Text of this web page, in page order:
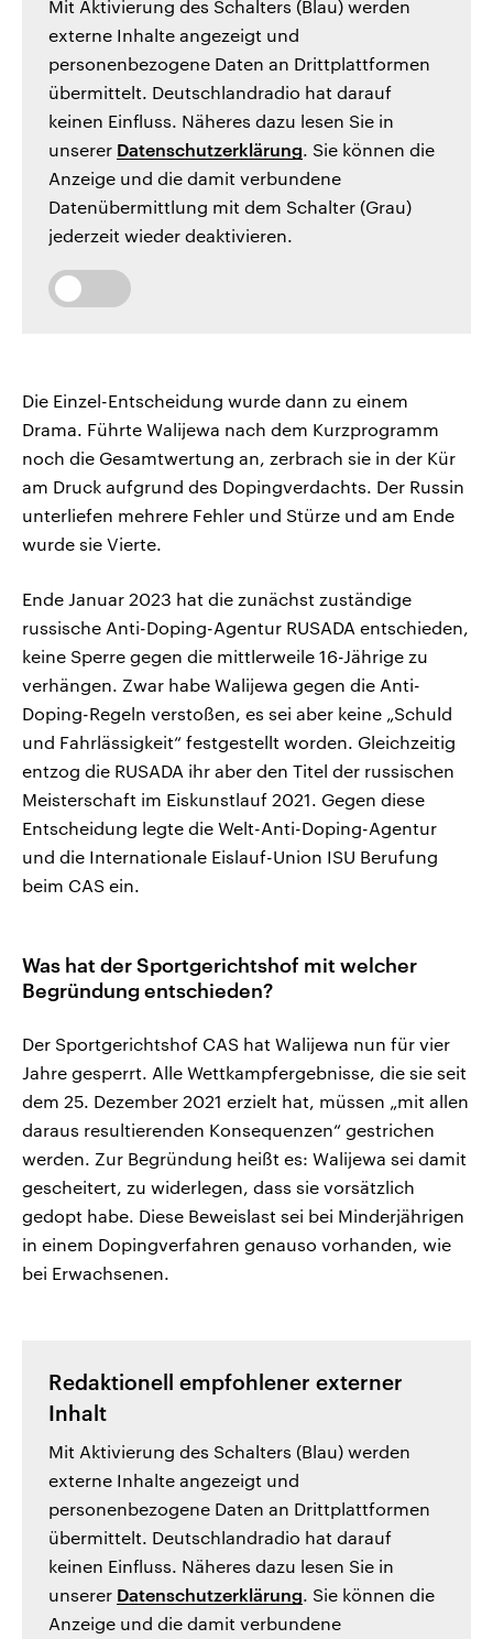
Mit Aktivierung des Schalters (Blau) werden
externe Inhalte angezeigt und
personenbezogene Daten an Drittplattformen
übermittelt. Deutschlandradio hat darauf
keinen Einfluss. Näheres dazu lesen Sie in
unserer Datenschutzerklärung . Sie können die
Anzeige und die damit verbundene
Datenübermittlung mit dem Schalter (Grau)
jederzeit wieder deaktivieren.
Die Einzel-Entscheidung wurde dann zu einem
Drama. Führte Walijewa nach dem Kurzprogramm
noch die Gesamtwertung an, zerbrach sie in der Kür
am Druck aufgrund des Dopingverdachts. Der Russin
unterliefen mehrere Fehler und Stürze und am Ende
wurde sie Vierte.
Ende Januar 2023 hat die zunächst zuständige
russische Anti-Doping-Agentur RUSADA entschieden,
keine Sperre gegen die mittlerweile 16-Jährige zu
verhängen. Zwar habe Walijewa gegen die Anti-
Doping-Regeln verstoßen, es sei aber keine „Schuld
und Fahrlässigkeit“ festgestellt worden. Gleichzeitig
entzog die RUSADA ihr aber den Titel der russischen
Meisterschaft im Eiskunstlauf 2021. Gegen diese
Entscheidung legte die Welt-Anti-Doping-Agentur
und die Internationale Eislauf-Union ISU Berufung
beim CAS ein.
Was hat der Sportgerichtshof mit welcher
Begründung entschieden?
Der Sportgerichtshof CAS hat Walijewa nun für vier
Jahre gesperrt. Alle Wettkampfergebnisse, die sie seit
dem 25. Dezember 2021 erzielt hat, müssen „mit allen
daraus resultierenden Konsequenzen“ gestrichen
werden. Zur Begründung heißt es: Walijewa sei damit
gescheitert, zu widerlegen, dass sie vorsätzlich
gedopt habe. Diese Beweislast sei bei Minderjährigen
in einem Dopingverfahren genauso vorhanden, wie
bei Erwachsenen.
Redaktionell empfohlener externer
Inhalt
Mit Aktivierung des Schalters (Blau) werden
externe Inhalte angezeigt und
personenbezogene Daten an Drittplattformen
übermittelt. Deutschlandradio hat darauf
keinen Einfluss. Näheres dazu lesen Sie in
unserer Datenschutzerklärung . Sie können die
Anzeige und die damit verbundene